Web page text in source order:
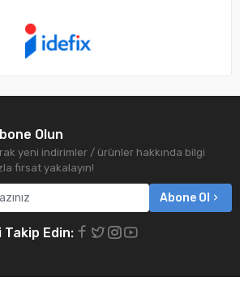
Olun
yeni indirimler / ürünler hakkında bilgi
fırsat yakalayın!
Abone Ol
Takip Edin: